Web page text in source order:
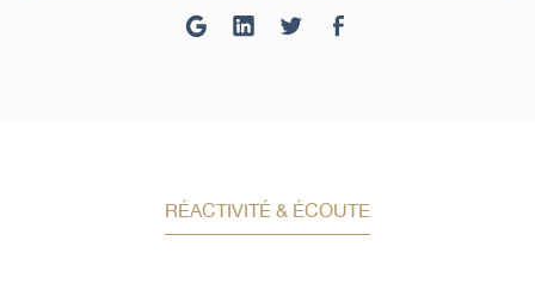
RÉACTIVITÉ & ÉCOUTE